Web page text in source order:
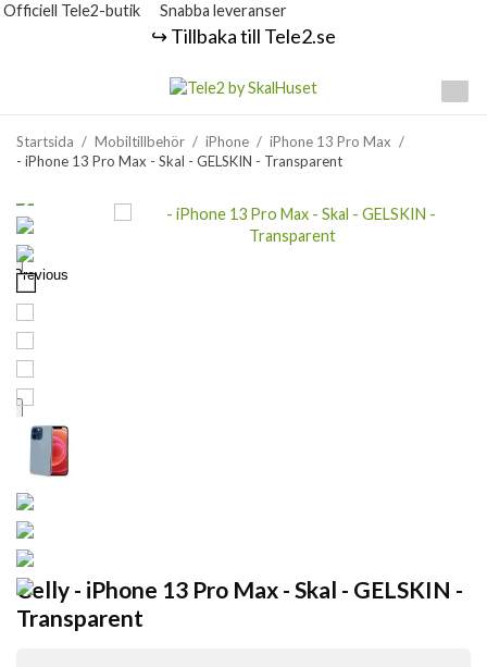
Officiell Tele2-butik Snabba leveranser
↪️ Tillbaka till Tele2.se
Startsida / Mobiltillbehör / iPhone / iPhone 13 Pro Max /
- iPhone 13 Pro Max - Skal - GELSKIN - Transparent
Previous
Next
Celly - iPhone 13 Pro Max - Skal - GELSKIN -
Transparent